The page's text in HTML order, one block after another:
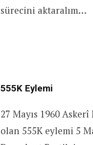
sürecini aktaralım…
555K Eylemi
27 Mayıs 1960
olan 555K eylemi 5